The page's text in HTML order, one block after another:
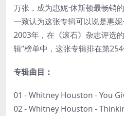
万张，成为惠妮·休斯顿最畅销
一致认为这张专辑可以说是惠妮
2003年，在《滚石》杂志评选
辑”榜单中，这张专辑排在第254
专辑曲目：
01 - Whitney Houston - You
02 - Whitney Houston -